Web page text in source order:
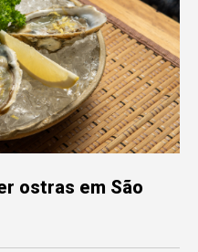
ostras em São